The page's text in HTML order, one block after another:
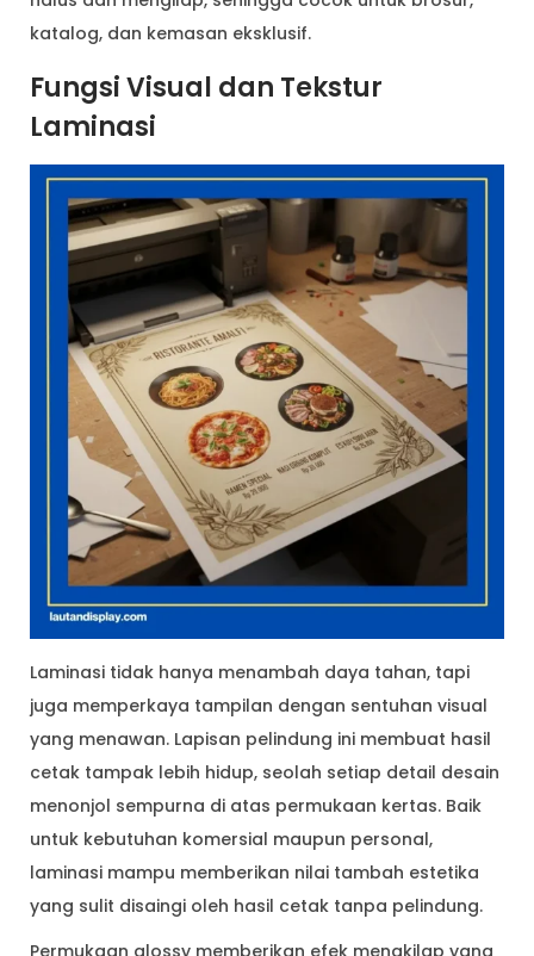
katalog, dan kemasan eksklusif.
Fungsi Visual dan Tekstur
Laminasi
Laminasi tidak hanya menambah daya tahan, tapi
juga memperkaya tampilan dengan sentuhan visual
yang menawan. Lapisan pelindung ini membuat hasil
cetak tampak lebih hidup, seolah setiap detail desain
menonjol sempurna di atas permukaan kertas. Baik
untuk kebutuhan komersial maupun personal,
laminasi mampu memberikan nilai tambah estetika
yang sulit disaingi oleh hasil cetak tanpa pelindung.